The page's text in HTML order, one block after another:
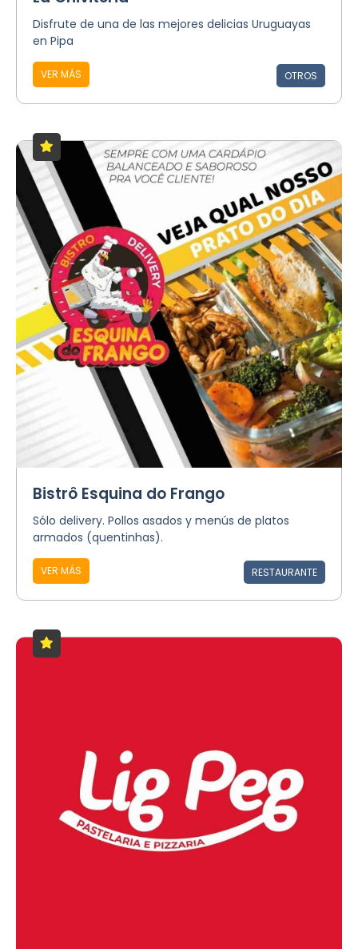
Disfrute de una de las mejores delicias Uruguayas
en Pipa
VER MÁS OTROS
Bistrô Esquina do Frango
Sólo delivery. Pollos asados y menús de platos
armados (quentinhas).
VER MÁS RESTAURANTE